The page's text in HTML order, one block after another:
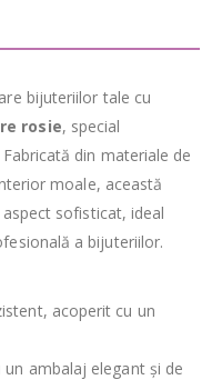
bijuteriilor tale cu
rosie, special
din materiale de
moale, această
sofisticat, ideal
a bijuteriilor.
acoperit cu un
ambalaj elegant și de